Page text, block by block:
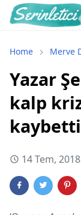
Home Merve
Yazar
kalp
kaybetti
14 Tem, 2018